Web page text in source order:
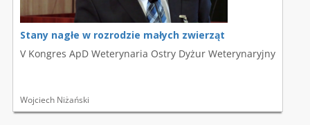
Stany nagłe w rozrodzie małych zwierząt
V Kongres ApD Weterynaria Ostry Dyżur Weterynaryjny
Wojciech Niżański